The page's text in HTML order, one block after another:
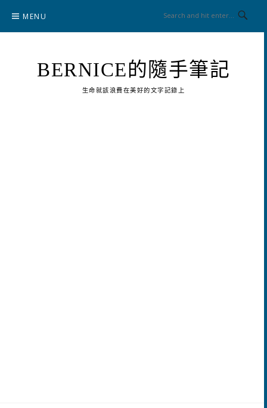
content
MENU
BERNICE的隨手筆記
生命就該浪費在美好的文字記錄上